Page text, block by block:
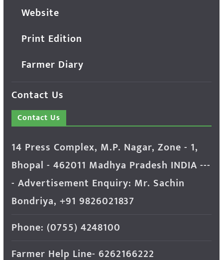
Website
Print Edition
Farmer Diary
Contact Us
Contact Us
14 Press Complex, M.P. Nagar, Zone - 1,
Bhopal - 462011 Madhya Pradesh INDIA ---
- Advertisement Enquiry: Mr. Sachin
Bondriya, +91 9826021837
Phone: (0755) 4248100
Farmer Help Line- 6262166222